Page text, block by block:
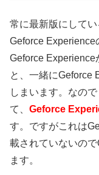
常に最新版にしてい
Geforce Experience
Geforce Experience
と、一緒にGeforce
しまいます。なの
て、 Geforce
す。ですがこれは
載されていないの
ます。